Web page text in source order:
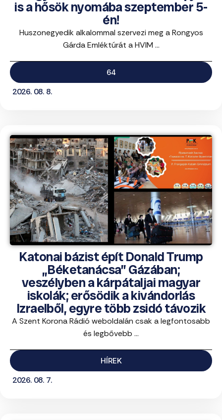
is a hősök nyomába szeptember 5-
én!
Huszonegyedik alkalommal szervezi meg a Rongyos
Gárda Emléktúrát a HVIM ...
64
2026. 08. 8.
Katonai bázist épít Donald Trump
„Béketanácsa” Gázában;
veszélyben a kárpátaljai magyar
iskolák; erősödik a kivándorlás
Izraelből, egyre több zsidó távozik
A Szent Korona Rádió weboldalán csak a legfontosabb
és legbővebb ...
HÍREK
2026. 08. 7.